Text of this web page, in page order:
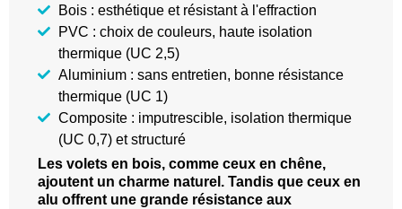
Bois : esthétique et résistant à l'effraction
PVC : choix de couleurs, haute isolation
thermique (UC 2,5)
Aluminium : sans entretien, bonne résistance
thermique (UC 1)
Composite : imputrescible, isolation thermique
(UC 0,7) et structuré
Les volets en bois, comme ceux en chêne,
ajoutent un charme naturel. Tandis que ceux en
alu offrent une grande résistance aux